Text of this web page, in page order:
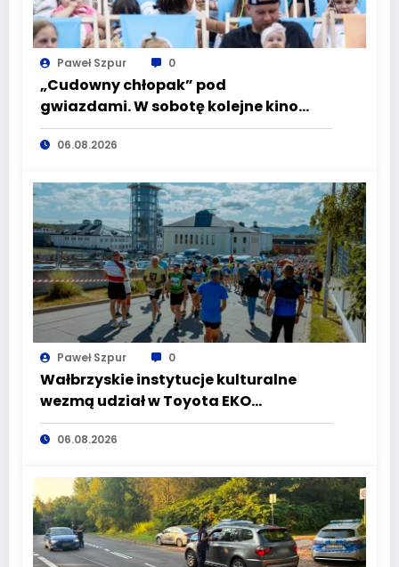
Paweł Szpur 0
„Cudowny chłopak” pod
gwiazdami. W sobotę kolejne kino
plenerowe w Aqua Zdroju
06.08.2026
Paweł Szpur 0
Wałbrzyskie instytucje kulturalne
wezmą udział w Toyota EKO
Półmaraton Wałbrzych
06.08.2026